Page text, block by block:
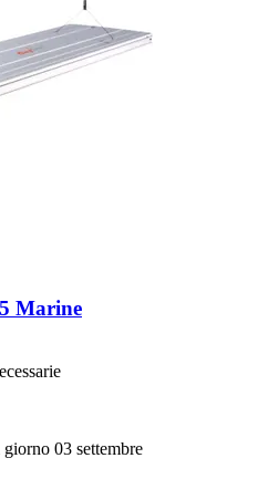
Marine
03 settembre